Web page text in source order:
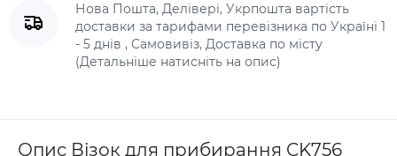
Нова Пошта, Делівері, Укрпошта вартість
доставки за тарифами перевізника по Україні 1
- 5 днів , Самовивіз, Доставка по місту
(Детальніше натисніть на опис)
Опис Візок для прибирання CK756